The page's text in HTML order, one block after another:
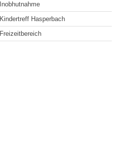
Inobhutnahme
Kindertreff Hasperbach
Freizeitbereich